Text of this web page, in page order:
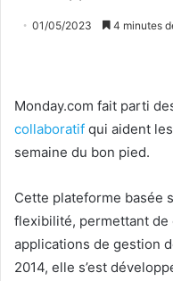
01/05/2023 4 minutes
Monday.com fait parti
collaboratif qui aident
semaine du bon pied.
Cette plateforme basée
flexibilité, permettant
applications de gestion
2014, elle s’est